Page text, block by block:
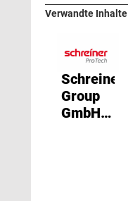
Verwandte Inhalte
Schreiner
Group
GmbH &